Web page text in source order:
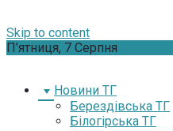
Skip to content
П’ятниця, 7 Серпня
Новини ТГ
Берездівська ТГ
Білогірська ТГ